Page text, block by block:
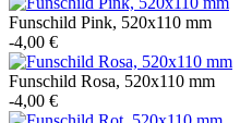
Funschild Pink, 520x110 mm
-4,00 €
Funschild Rosa, 520x110 mm
-4,00 €